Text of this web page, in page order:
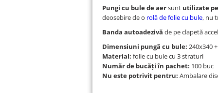
Pungi cu bule de aersunt utilizate
deosebire de o rolă de folie cu bule, nu
Banda autoadezivă de pe clapetă
Dimensiuni pungă cu bule: 240x340
Material: folie cu bule cu 3 straturi
Număr de bucăți în pachet: 100 buc
Nu este potrivit pentru: Ambalare